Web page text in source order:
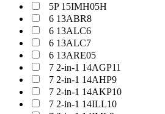
5P 15IMH05H
6 13ABR8
6 13ALC6
6 13ALC7
6 13ARE05
7 2-in-1 14AGP11
7 2-in-1 14AHP9
7 2-in-1 14AKP10
7 2-in-1 14ILL10